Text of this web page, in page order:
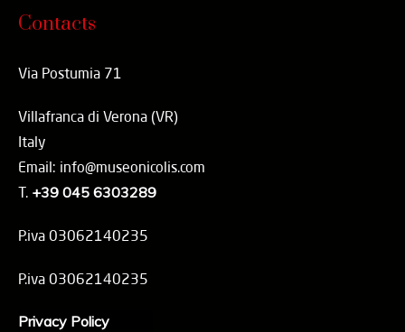
Contacts
Via Postumia 71
Villafranca di Verona (VR)
Italy
Email: info@museonicolis.com
T. +39 045 6303289
P.iva 03062140235
P.iva 03062140235
Privacy Policy